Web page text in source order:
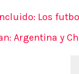
Los
Argentina y